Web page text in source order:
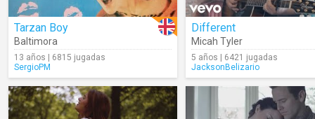
Tarzan Boy
Baltimora
13 años | 6815 jugadas
SergioPM
Different
Micah Tyler
5 años | 6421 jugadas
JacksonBelizario